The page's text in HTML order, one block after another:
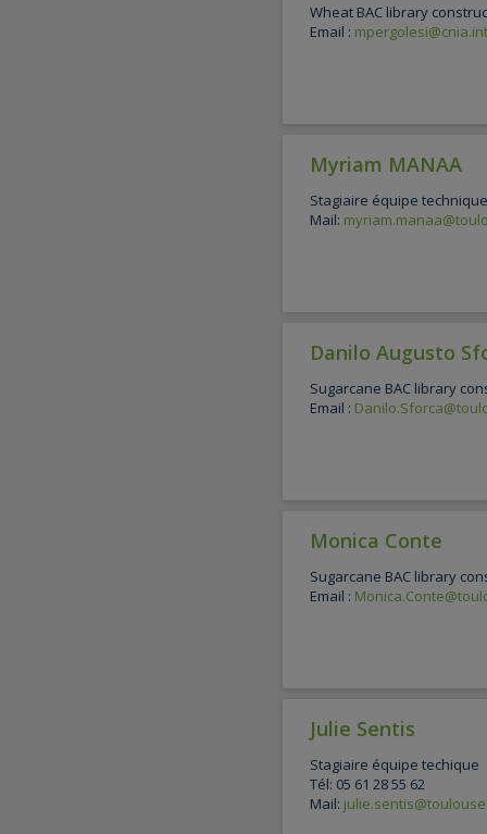
Wheat BAC library
Email :
Myriam MANAA
Stagiaire équipe technique
Mail:
Danilo Augusto
Sugarcane BAC library
Email :
Monica Conte
Sugarcane BAC library
Email :
Julie Sentis
Stagiaire équipe techique
Tél: 05 61 28 55 62
Mail: